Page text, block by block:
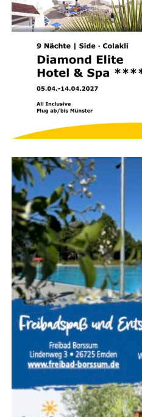
Sprach­an­ge­bot:
Club auch auf
angeboten?
Strand­si­cher­heit:
sind aus­ge­bil­de­te
Medi­zi­ni­sche
fall der nächs­te Arzt
erreichbar?
Zim­mer­aus­stat­tung:
Fami­li­en­zim­mer mit
Baby­phon,
Kuli­na­rik:Ste­hen
zur Ver­fü­gung, um
Buf­fet zu bieten?
Wäh­rend All-Inclu­si­ve
Qua­li­tät der Buf­fets von
gen oder Klein­kin­dern reist,
ruhig gele­ge­nen Zim­mern
mög­lich­kei­ten fragen.
Sicher­heit,